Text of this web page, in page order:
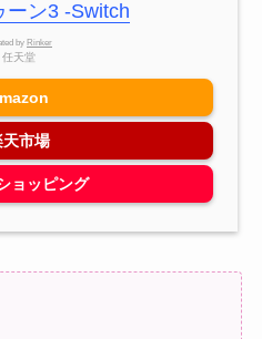
ーン3 -Switch
by Rinker
任天堂
天市場
ョッピング